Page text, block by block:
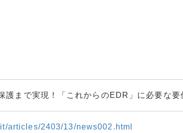
護まで実現！「これからのEDR」に必要な要
articles/2403/13/news002.html